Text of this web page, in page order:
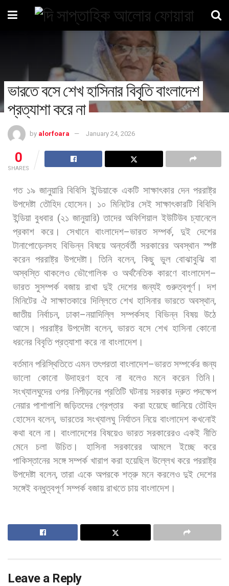
ভারতে বসে শেখ হাসিনার বিবৃতি বাংলাদেশ
প্রত্যাশা করে না
by alorfoara January 24, 2026
0
SHARES
গত ১৯ জানুয়ারি বিবিসি ইন্ডিয়াকে একটি সাক্ষাৎকার দেন পররাষ্ট্র
উপদেষ্টা তৌহিদ হোসেন। ১০ মিনিটের সেই সাক্ষাৎকারটি বিবিসি
ইন্ডিয়া বুধবার (২১ জানুয়ারি)তাদের অফিশিয়াল ইউটিউব চ্যানেলে
প্রকাশ
করে। সেখানে বাংলাদেশ–ভারত সম্পর্ক, দুই দেশের
টানাপোড়েনসহ বিভিন্ন বিষয়ে অন্তর্বর্তী সরকারের অবস্থান স্পষ্ট
করেন পররাষ্ট্র উপদেষ্টা। তিনি বলেন, কিছু ভুল বোঝাবুঝি বা
অস্বস্তি থাকলেও ভৌগোলিক ও অর্থনৈতিক কারণে বাংলাদেশ–
ভারত সুসম্পর্ক বজায় রাখা দুই দেশের জন্যই গুরুত্বপূর্ণ।
দশ
মিনিটের ঐ সাক্ষাতকারে দিল্লিতে শেখ হাসিনার ভারতে অবস্থান,
জাতীয় নির্বাচন,ঢাকা–নয়াদিল্লি সম্পর্কসহ বিভিন্ন বিষয় উঠে
আসে। পররাষ্ট্র উপদেষ্টা বলেন, ভারত বসে শেখ হাসিনা কোনো
ধরনের বিবৃতি প্রত্যাশা করে না বাংলাদেশ।
বর্তমান পরিস্থিতিতে এমন তৎপরতা বাংলাদেশ–ভারত সম্পর্কের জন্য
ভালো
কোনো উদাহরণ হবে না বলেও মনে করেন
তিনি।
সংখ্যালঘুদের ওপর নিপীড়নের প্রতিটি ঘটনায় সরকার দ্রুত পদক্ষেপ
নেয়ার পাশাপাশি জড়িতদের গ্রেপ্তার করা হয়েছে জানিয়ে তৌহিদ
হোসেন বলেন, ভারতের সংখ্যালঘু নির্যাতন নিয়ে বাংলাদেশ কখনোই
কথা বলে না। বাংলাদেশের বিষয়েও ভারত সরকারেরও একই নীতি
মেনে
চলা উচিত। হাসিনা সরকারের আমলে ইচ্ছে
করে
পাকিস্তানের সঙ্গে সম্পর্ক খারাপ করা হয়েছিল উল্লেখ করে পররাষ্ট্র
উপদেষ্টা বলেন,তারা একে অপরকে শত্রু মনে করলেও দুই দেশের
সঙ্গেই বন্ধুত্বপূর্ণ সম্পর্ক বজায় রাখতে চায় বাংলাদেশ।
Leave a Reply